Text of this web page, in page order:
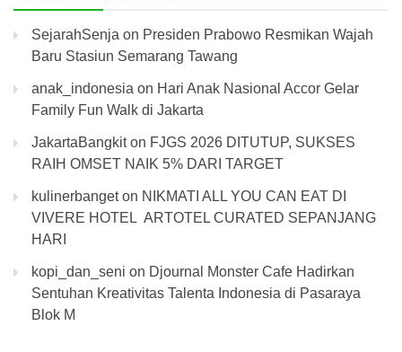
SejarahSenja on Presiden Prabowo Resmikan Wajah
Baru Stasiun Semarang Tawang
anak_indonesia on Hari Anak Nasional Accor Gelar
Family Fun Walk di Jakarta
JakartaBangkiton FJGS 2026 DITUTUP, SUKSES
RAIH OMSET NAIK 5% DARI TARGET
kulinerbangeton NIKMATI ALL YOU CAN EAT DI
VIVERE HOTEL ARTOTEL CURATED SEPANJANG
HARI
kopi_dan_seni on Djournal Monster Cafe Hadirkan
Sentuhan Kreativitas Talenta Indonesia di Pasaraya
Blok M